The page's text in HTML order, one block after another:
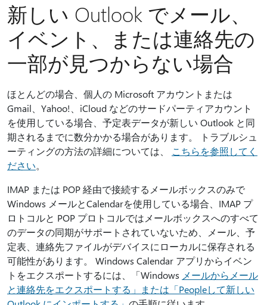
新しい Outlook でメール、
イベント、または連絡先の
一部が見つからない場合
ほとんどの場合、個人の Microsoft アカウントまたは
Gmail、Yahoo!、iCloud などのサードパーティアカウント
を使用している場合、予定表データが新しい Outlook と同
期されるまでに数分かかる場合があります。 トラブルシュ
ーティングの方法の詳細については、 こちらを参照してく
ださい。
IMAP または POP 経由で接続するメールボックスのみで
Windows メールとCalendarを使用している場合、IMAP プ
ロトコルと POP プロトコルではメールボックスへのすべて
のデータの同期がサポートされていないため、メール、予
定表、連絡先ファイルがデバイスにローカルに保存される
可能性があります。 Windows Calendar アプリからイベン
トをエクスポートするには、「Windows メールからメール
と連絡先をエクスポートする」または「Peopleして新しい